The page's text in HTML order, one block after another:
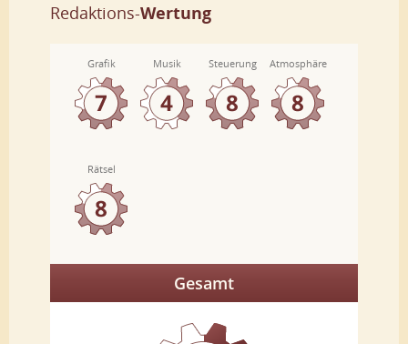
Redaktions-Wertung
Grafik Musik Steuerung Atmosphäre
Rätsel
Gesamt